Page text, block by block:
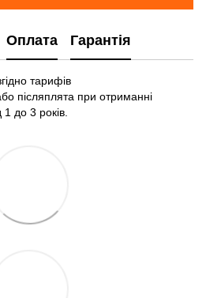
Оплата Гарантія
тарифів
післяплята при отриманні
1 до 3 років.